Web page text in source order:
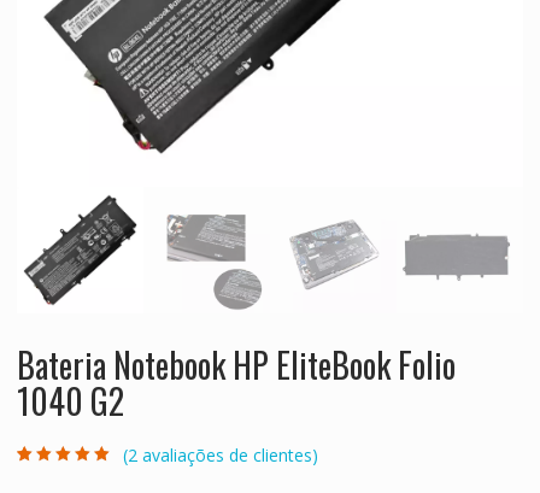
Bateria Notebook HP EliteBook Folio
1040 G2
(2avaliações de clientes)